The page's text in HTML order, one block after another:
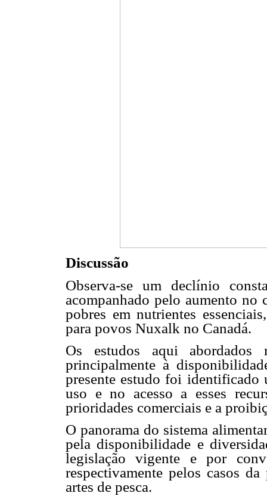
Discussão
Observa-se um declínio
acompanhado pelo aumento no
pobres em nutrientes
para povos Nuxalk no Canadá.
Os estudos aqui abordados
principalmente à
presente estudo foi identificado
uso e no acesso a esses
prioridades comerciais e a
O panorama do sistema
pela disponibilidade e
legislação vigente e por
respectivamente pelos casos
artes de pesca.